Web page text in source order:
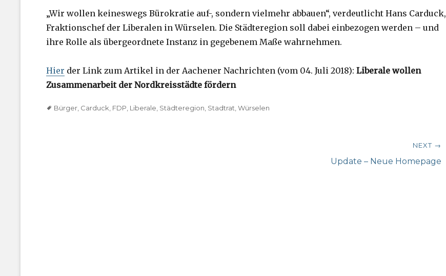
„Wir wollen keineswegs Bürokratie auf-, sondern vielmehr abbauen“, verdeutlicht Hans Carduck,
Fraktionschef der Liberalen in Würselen. Die Städteregion soll dabei einbezogen werden – und
ihre Rolle als übergeordnete Instanz in gegebenem Maße wahrnehmen.
Hier der Link zum Artikel in der Aachener Nachrichten (vom 04. Juli 2018): Liberale wollen
Zusammenarbeit der Nordkreisstädte fördern
TagsBürger Carduck FDP Liberale Städteregion Stadtrat Würselen
NEXT →
Update – Neue Homepage